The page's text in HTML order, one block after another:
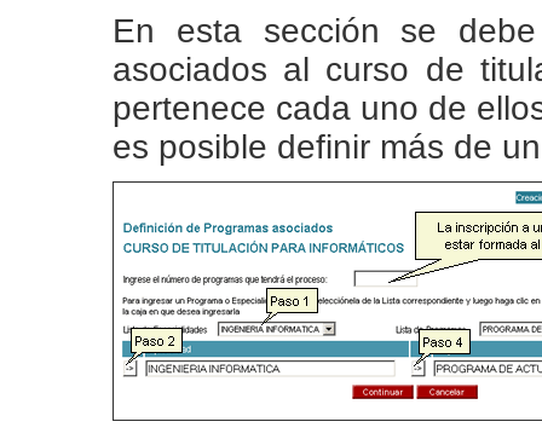
En esta sección se
asociados al curso de
pertenece cada uno de
es posible definir más de